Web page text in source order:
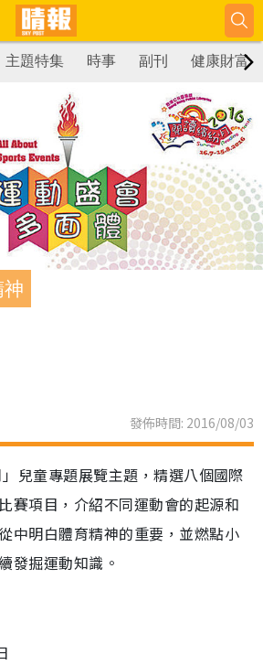
主題特集 時事 副刊 健康財富
神
發佈時間: 2016/08/03
兒童專題展覽主題，精選八個國際
賽項目，介紹不同運動會的起源和
中明白體育精神的重要，並燃點小
發掘運動知識。